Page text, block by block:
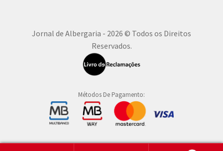
Jornal de Albergaria - 2026 © Todos os Direitos
Reservados.
Métodos De Pagamento: